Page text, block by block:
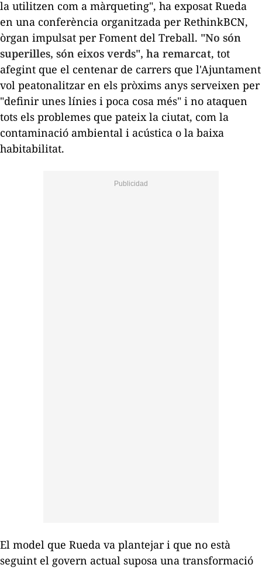
la utilitzen com a màrqueting", ha exposat Rueda
en una conferència organitzada per RethinkBCN,
òrgan impulsat per Foment del Treball. "No són
superilles, són eixos verds", ha remarcat, tot
afegint que el centenar de carrers que l'Ajuntament
vol peatonalitzar en els pròxims anys serveixen per
"definir unes línies i poca cosa més" i no ataquen
tots els problemes que pateix la ciutat, com la
contaminació ambiental i acústica o la baixa
habitabilitat.
El model que Rueda va plantejar i que no està
seguint el govern actual suposa una transformació